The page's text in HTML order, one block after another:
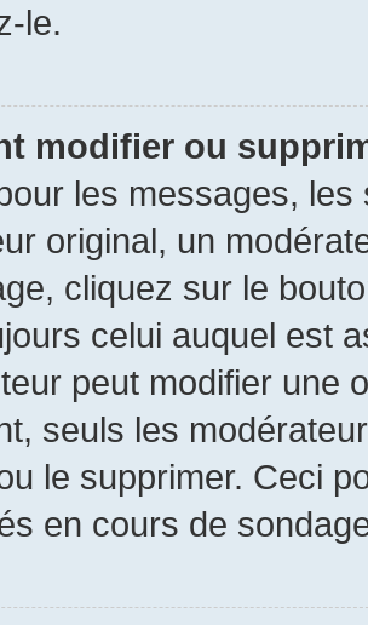
le.
modifier ou
les messages,
original, un
cliquez sur le
celui auquel est
peut modifier une
seuls les
le supprimer. Ceci
en cours de